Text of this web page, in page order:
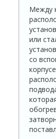
Между
или
со